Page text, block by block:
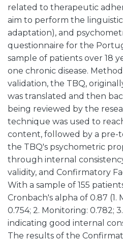
related to therapeutic
aim to perform the
adaptation), and
questionnaire for the
sample of patients over 18
one chronic disease.
validation, the TBQ,
was translated and then
being reviewed by the
technique was used to
content, followed by a pre-
the TBQ's psychometric
through internal
validity, and Confirmatory
With a sample of 155
Cronbach's alpha of 0.87
0.754; 2. Monitoring: 0.782;
indicating good internal
The results of the